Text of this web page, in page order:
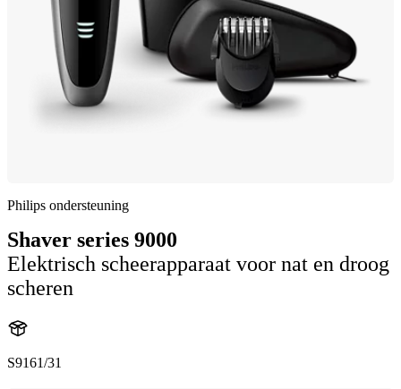
Philips ondersteuning
Shaver series 9000
Elektrisch scheerapparaat voor nat en droog
scheren
S9161/31